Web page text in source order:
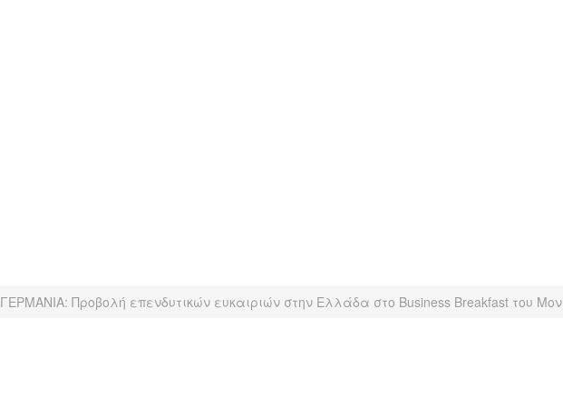
ΓΕΡΜΑΝΙΑ: Προβολή επενδυτικών ευκαιριών στην Ελλάδα στο Business Breakfast του